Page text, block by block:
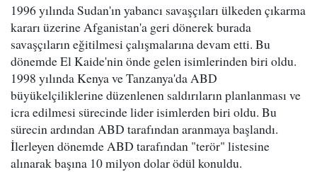
1996 yılında Sudan'ın yabancı savaşçıları ülkeden çıkarma
kararı üzerine Afganistan'a geri dönerek burada
savaşçıların eğitilmesi çalışmalarına devam etti. Bu
dönemde El Kaide'nin önde gelen isimlerinden biri oldu.
1998 yılında Kenya ve Tanzanya'da ABD
büyükelçiliklerine düzenlenen saldırıların planlanması ve
icra edilmesi sürecinde lider isimlerden biri oldu. Bu
sürecin ardından ABD tarafından aranmaya başlandı.
İlerleyen dönemde ABD tarafından "terör" listesine
alınarak başına 10 milyon dolar ödül konuldu.